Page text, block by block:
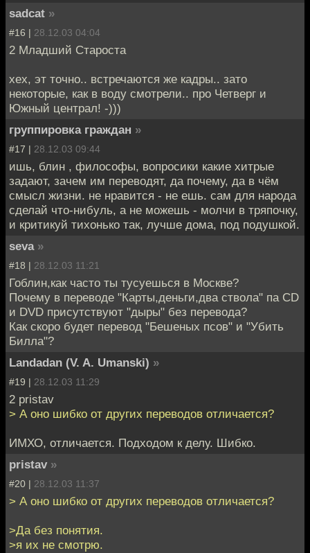
sadcat »
#16 | 28.12.03 04:04
2 Младший Староста
хех, эт точно.. встречаются же кадры.. зато
некоторые, как в воду смотрели.. про Четверг и
Южный централ! -)))
группировка граждан »
#17 | 28.12.03 09:44
ишь, блин , философы, вопросики какие хитрые
задают, зачем им переводят, да почему, да в чём
смысл жизни. не нравится - не ешь. сам для народа
сделай что-нибуль, а не можешь - молчи в тряпочку,
и критикуй тихонько так, лучше дома, под подушкой.
seva »
#18 | 28.12.03 11:21
Гоблин,как часто ты тусуешься в Москве?
Почему в переводе "Карты,деньги,два ствола" па CD
и DVD присутствуют "дыры" без перевода?
Как скоро будет перевод "Бешеных псов" и "Убить
Билла"?
Landadan (V. A. Umanski) »
#19 | 28.12.03 11:29
2 pristav
> А оно шибко от других переводов отличается?
ИМХО, отличается. Подходом к делу. Шибко.
pristav »
#20 | 28.12.03 11:37
> А оно шибко от других переводов отличается?
>Да без понятия.
>я их не смотрю.